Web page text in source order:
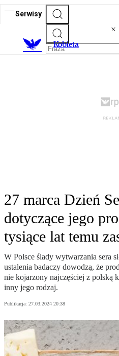
Serwisy
Kobieta
27 marca Dzień
dotyczące jego
tysiące lat temu
W Polsce ślady wytwarzania sera
ustalenia badaczy dowodzą, że
nie kojarzony najczęściej z polską
inny jego rodzaj.
Publikacja: 27.03.2024 20:38